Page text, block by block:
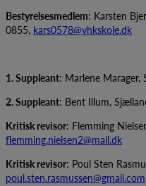
Bestyrelsesmedlem: Karsten
0855, kars0578@vhkskole.dk
1. Suppleant: Marlene Marager,
2. Suppleant: Bent Illum,
Kritisk revisor: Flemming
flemming.nielsen2@mail.dk
Kritisk revisor: Poul Sten
poul.sten.rasmussen@gmail.com